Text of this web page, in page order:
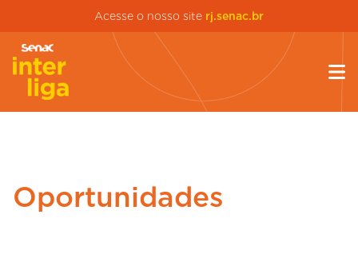
Acesse o nosso site rj.senac.br
Oportunidades